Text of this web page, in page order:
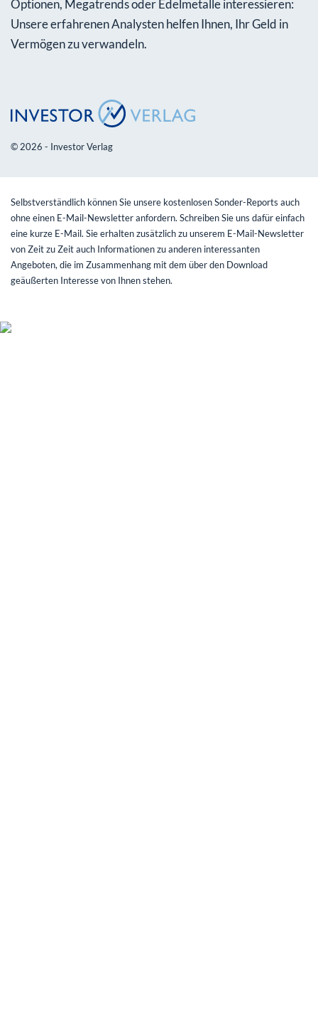
Optionen, Megatrends oder Edelmetalle interessieren:
Unsere erfahrenen Analysten helfen Ihnen, Ihr Geld in
Vermögen zu verwandeln.
© 2026 - Investor Verlag
Selbstverständlich können Sie unsere kostenlosen Sonder-Reports auch
ohne einen E-Mail-Newsletter anfordern. Schreiben Sie uns dafür einfach
eine kurze E-Mail. Sie erhalten zusätzlich zu unserem E-Mail-Newsletter
von Zeit zu Zeit auch Informationen zu anderen interessanten
Angeboten, die im Zusammenhang mit dem über den Download
geäußerten Interesse von Ihnen stehen.